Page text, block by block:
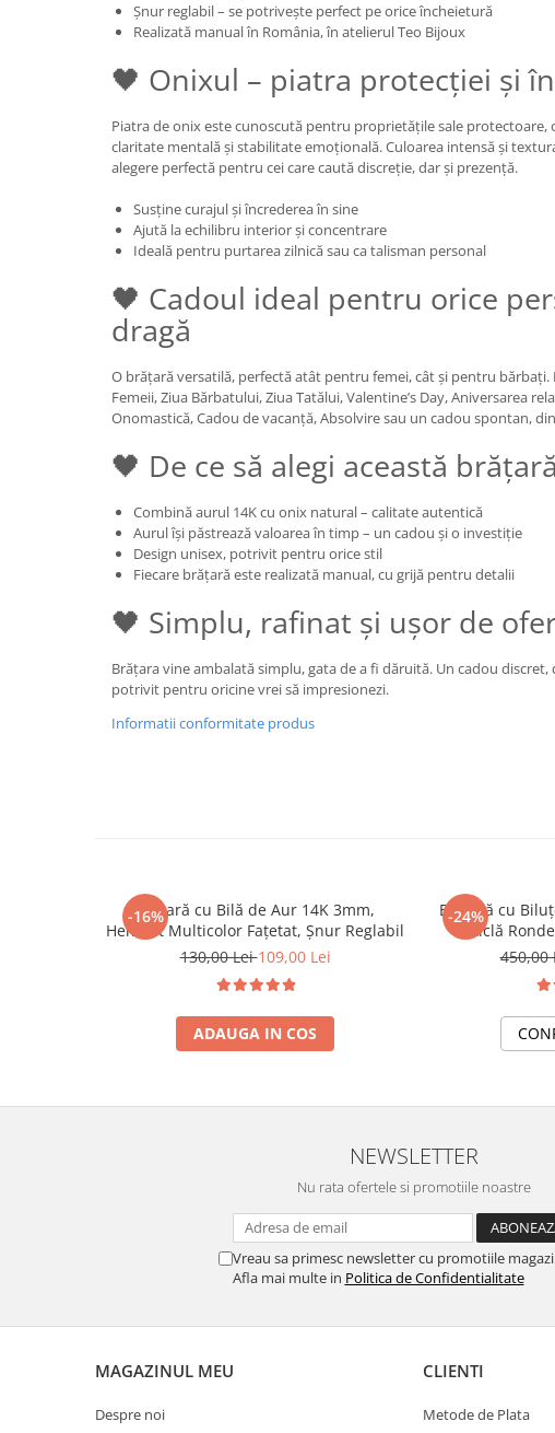
Șnur reglabil – se potrivește perfect pe orice încheietură
Realizată manual în România, în atelierul Teo Bijoux
🖤 Onixul – piatra protecției și
Piatra de onix este cunoscută pentru proprietățile sale
claritate mentală și stabilitate emoțională. Culoarea intensă și
alegere perfectă pentru cei care caută discreție, dar și prezență.
Susține curajul și încrederea în sine
Ajută la echilibru interior și concentrare
Ideală pentru purtarea zilnică sau ca talisman personal
🖤 Cadoul ideal pentru orice
dragă
O brățară versatilă, perfectă atât pentru femei, cât și pentru bărbați.
Femeii, Ziua Bărbatului, Ziua Tatălui, Valentine’s Day, Aniversarea
Onomastică, Cadou de vacanță, Absolvire sau un cadou spontan,
🖤 De ce să alegi această
Combină aurul 14K cu onix natural – calitate autentică
Aurul își păstrează valoarea în timp – un cadou și o investiție
Design unisex, potrivit pentru orice stil
Fiecare brățară este realizată manual, cu grijă pentru detalii
🖤 Simplu, rafinat și ușor de
Brățara vine ambalată simplu, gata de a fi dăruită. Un cadou discret,
potrivit pentru oricine vrei să impresionezi.
Informatii conformitate produs
-16%
Brățară cu Bilă de Aur 14K 3mm,
Hematit Multicolor Fațetat, Șnur Reglabil
130,00 Lei109,00 Lei
ADAUGA IN COS
-24%
Brățară cu
Sticlă
450,00
NEWSLETTER
Nu rata ofertele si promotiile noastre
Vreau sa primesc newsletter cu promotiile
Afla mai multe in Politica de Confidentialitate
MAGAZINUL MEU
Despre noi
CLIENTI
Metode de Plata